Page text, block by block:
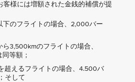
客様には増額された金銭的補償が提
下のフライトの場合、2,000バー
3,500kmのフライトの場合、
等額；
超えるフライトの場合、4.500バ
そして